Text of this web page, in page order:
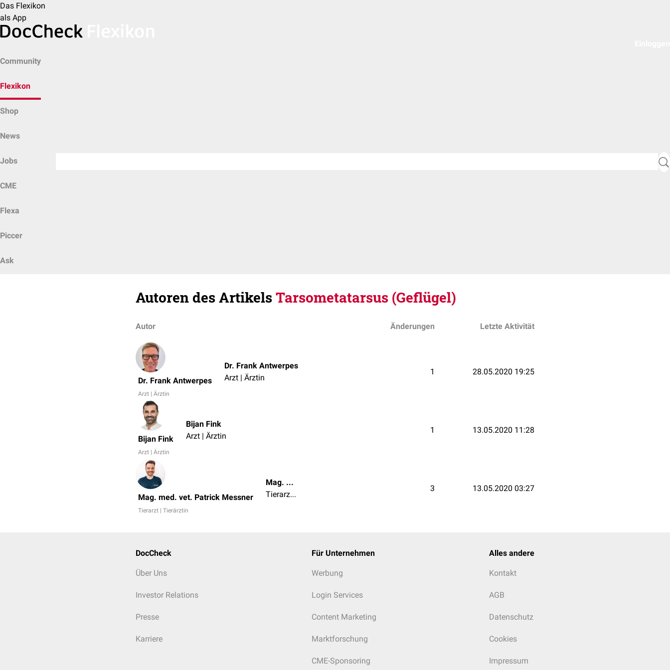
Das Flexikon
als App
Community
Flexikon
Shop
News
Jobs
CME
Flexa
Piccer
Ask
Autoren des ArtikelsTarsometatarsus (Geflügel)
Autor Änderungen Letzte Aktivität
Dr. Frank Antwerpes
Arzt | Ärztin
Dr. Frank Antwerpes
Arzt | Ärztin
1 28.05.2020 19:25
Bijan Fink
Arzt | Ärztin
Bijan Fink
Arzt | Ärztin
1 13.05.2020 11:28
Mag. med. vet. Patrick Messner
Tierarzt | Tierärztin
Mag. med. vet. Patrick Messner
Tierarzt | Tierärztin
3 13.05.2020 03:27
DocCheck
Über Uns
Investor Relations
Presse
Karriere
Für Unternehmen
Werbung
Login Services
Content Marketing
Marktforschung
CME-Sponsoring
Alles andere
Kontakt
AGB
Datenschutz
Cookies
Impressum